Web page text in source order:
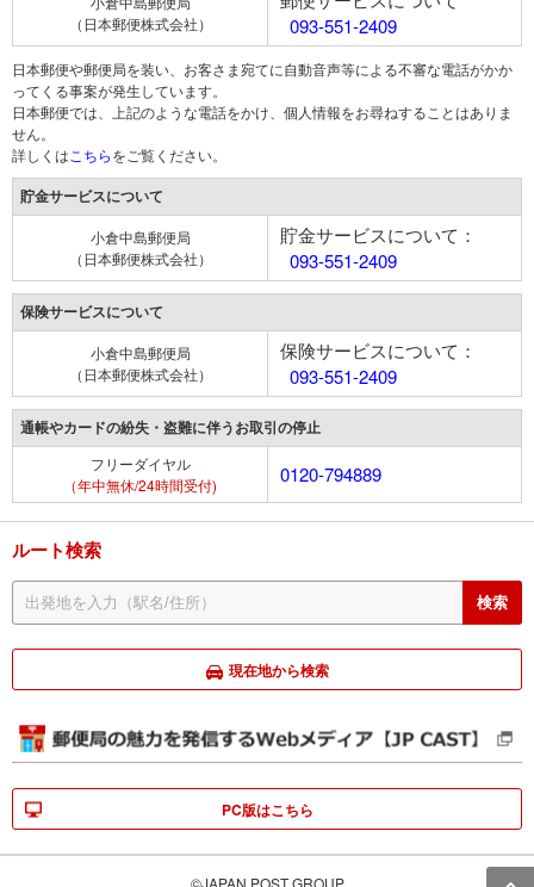
（日本郵便株式会社）
093-551-2409
日本郵便や郵便局を装い、お客さま宛てに自動音声等による不審な電話がかか
ってくる事案が発生しています。
日本郵便では、上記のような電話をかけ、個人情報をお尋ねすることはありま
せん。
詳しくは こちらをご覧ください。
貯金サービスについて
小倉中島郵便局
（日本郵便株式会社）
貯金サービスについて：
093-551-2409
保険サービスについて
小倉中島郵便局
（日本郵便株式会社）
保険サービスについて：
093-551-2409
通帳やカードの紛失・盗難に伴うお取引の停止
フリーダイヤル
（年中無休/24時間受付)
0120-794889
ルート検索
現在地から検索
PC版はこちら